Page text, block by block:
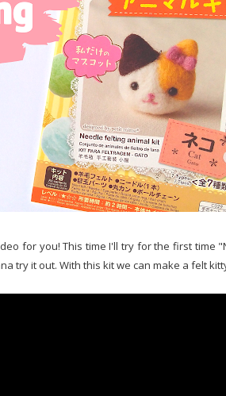
for you! This time I'll try for the first time
try it out. With this kit we can make a felt